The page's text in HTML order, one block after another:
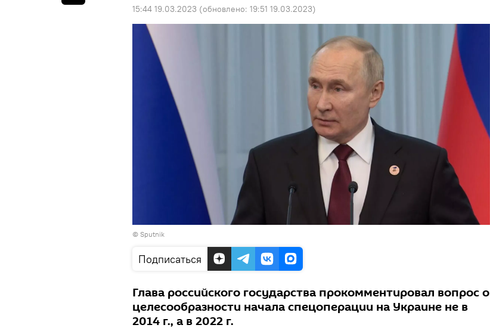
15:44 19.03.2023 (обновлено: 19:51 19.03.2023)
© Sputnik
Подписаться
Глава российского государства прокомментировал вопрос о
целесообразности начала спецоперации на Украине не в
2014 г., а в 2022 г.